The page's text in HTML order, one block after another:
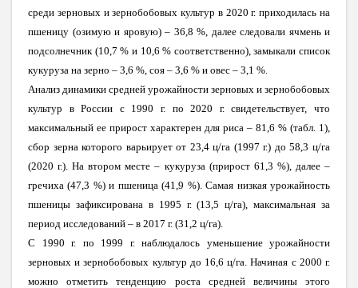
среди зерновых и зернобобовых культур в 2020 г. приходилась на
пшеницу (озимую и яровую) – 36,8 %, далее следовали ячмень и
подсолнечник (10,7 % и 10,6 % соответственно), замыкали список
кукуруза на зерно – 3,6 %, соя – 3,6 % и овес – 3,1 %.
Анализ динамики средней урожайности зерновых и зернобобовых
культур в России с 1990 г. по 2020 г. свидетельствует, что
максимальный ее прирост характерен для риса – 81,6 % (табл. 1),
сбор зерна которого варьирует от 23,4 ц/га (1997 г.) до 58,3 ц/га
(2020 г.). На втором месте – кукуруза (прирост 61,3 %), далее –
гречиха (47,3 %) и пшеница (41,9 %). Самая низкая урожайность
пшеницы зафиксирована в 1995 г. (13,5 ц/га), максимальная за
период исследований – в 2017 г. (31,2 ц/га).
С 1990 г. по 1999 г. наблюдалось уменьшение урожайности
зерновых и зернобобовых культур до 16,6 ц/га. Начиная с 2000 г.
можно отметить тенденцию роста средней величины этого